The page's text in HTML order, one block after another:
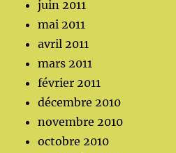
juin 2011
mai 2011
avril 2011
mars 2011
février 2011
décembre 2010
novembre 2010
octobre 2010